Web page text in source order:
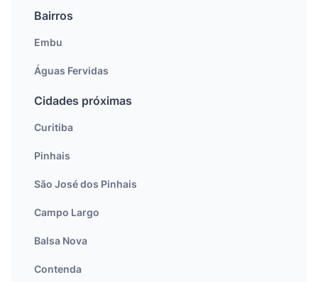
Bairros
Embu
Águas Fervidas
Cidades próximas
Curitiba
Pinhais
São José dos Pinhais
Campo Largo
Balsa Nova
Contenda